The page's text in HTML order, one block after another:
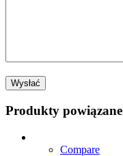
Produkty powiązane
Compare